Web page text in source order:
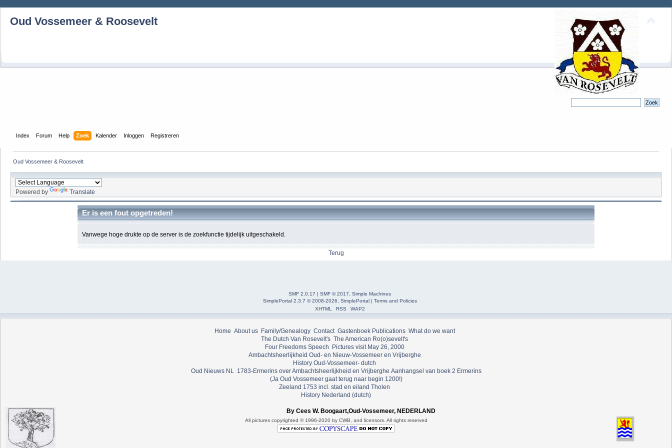
Oud Vossemeer & Roosevelt
Index Forum Help Zoek Kalender Inloggen Registreren
Oud Vossemeer & Roosevelt
Powered by Translate
Er is een fout opgetreden!
Vanwege hoge drukte op de server is de zoekfunctie tijdelijk uitgeschakeld.
Terug
SMF 2.0.17 | SMF © 2017
Simple Machines
SimplePortal 2.3.7 © 2008-2026, SimplePortal| Terms and Policies
XHTML
RSS WAP2
Home About us Family/Genealogy Contact Gastenboek Publications What do we want
The Dutch Van Rosevelt's The American Ro(o)sevelt's
Four Freedoms Speech Pictures visit May 26, 2000
Ambachtsheerlijkheid Oud- en Nieuw-Vossemeer en Vrijberghe
History Oud-Vossemeer- dutch
Oud Nieuws NL
1783-Ermerins over Ambachtsheerlijkheid en Vrijberghe Aanhangsel van boek 2 Ermerins
(Ja Oud Vossemeer gaat terug naar begin 1200!)
Zeeland 1753 incl. stad en eiland Tholen
History Nederland (dutch)
By Cees W. Boogaart,Oud-Vossemeer, NEDERLAND
All pictures copyrighted © 1996-2020 by CWB, and licensors. All rights reserved